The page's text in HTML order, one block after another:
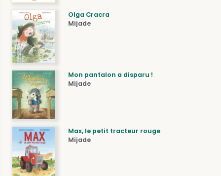
Olga Cracra
Mijade
Mon pantalon a disparu !
Mijade
Max, le petit tracteur rouge
Mijade